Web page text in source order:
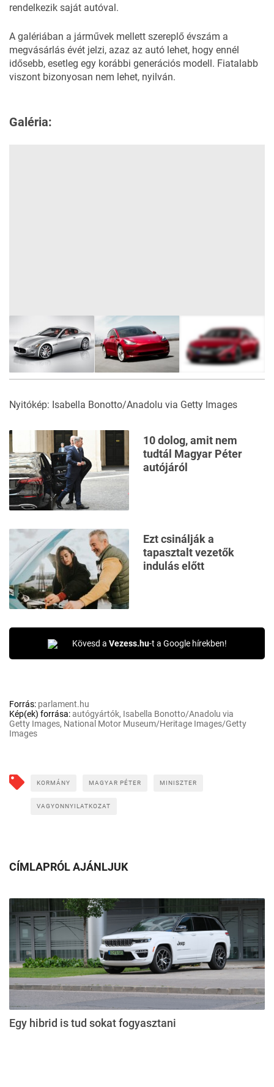
rendelkezik saját autóval.
A galériában a járművek mellett szereplő évszám a
megvásárlás évét jelzi, azaz az autó lehet, hogy ennél
idősebb, esetleg egy korábbi generációs modell. Fiatalabb
viszont bizonyosan nem lehet, nyilván.
Galéria:
Nyitókép: Isabella Bonotto/Anadolu via Getty Images
10 dolog, amit nem
tudtál Magyar Péter
autójáról
Ezt csinálják a
tapasztalt vezetők
indulás előtt
Kövesd a Vezess.hu-t a Google hírekben!
Forrás: parlament.hu
Kép(ek) forrása:autógyártók, Isabella Bonotto/Anadolu via
Getty Images, National Motor Museum/Heritage Images/Getty
Images
KORMÁNY MAGYAR PÉTER MINISZTER
VAGYONNYILATKOZAT
CÍMLAPRÓL AJÁNLJUK
Egy hibrid is tud sokat fogyasztani